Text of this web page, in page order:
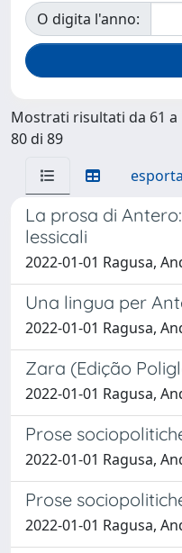
O digita l'anno:
Mostrati risultati da 61 a
80 di 89
La prosa di
lessicali
2022-01-01 Ragusa,
Una lingua per
2022-01-01 Ragusa,
Zara (Edição
2022-01-01 Ragusa,
Prose
2022-01-01 Ragusa,
Prose
2022-01-01 Ragusa,